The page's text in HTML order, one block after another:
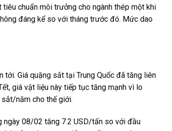
chuẩn môi trưởng cho ngành thép một khi
đáng kể so với tháng trước đó. Mức dao
Giá quặng sắt tại Trung Quốc đã tăng liên
giá vật liệu này tiếp tục tăng mạnh vì lo
năm cho thế giới.
ngày 08/02 tăng 7.2 USD/tấn so với đầu